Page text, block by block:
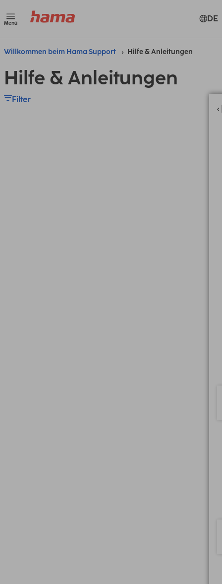
Menü DE
Willkommen beim Hama Support Hilfe & Anleitungen
Hilfe & Anleitungen
Filter